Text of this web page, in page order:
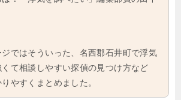
ジではそういった、名西郡石井町で浮気
て相談しやすい探偵の見つけ方など
やすくまとめました。